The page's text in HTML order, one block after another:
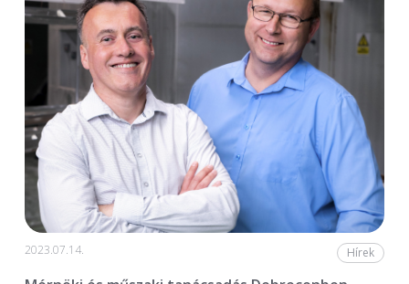
2023.07.14. Hírek